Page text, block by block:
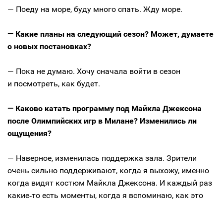
— Поеду на море, буду много спать. Жду море.
— Какие планы на следующий сезон? Может, думаете
о новых постановках?
— Пока не думаю. Хочу сначала войти в сезон
и посмотреть, как будет.
— Каково катать программу под Майкла Джексона
после Олимпийских игр в Милане? Изменились ли
ощущения?
— Наверное, изменилась поддержка зала. Зрители
очень сильно поддерживают, когда я выхожу, именно
когда видят костюм Майкла Джексона. И каждый раз
какие‑то есть моменты, когда я вспоминаю, как это